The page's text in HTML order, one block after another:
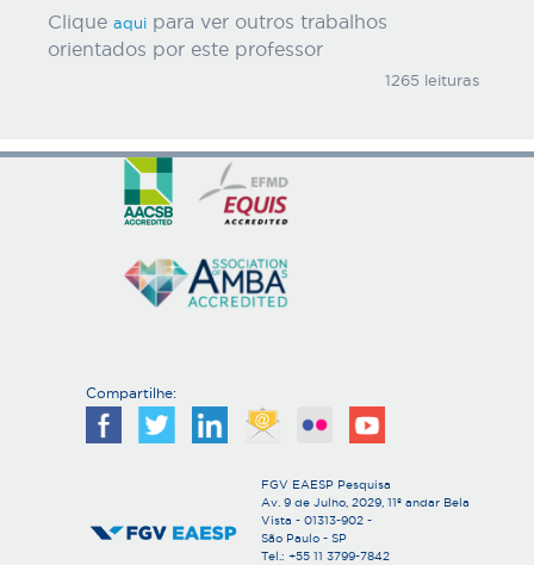
Clique aqui para ver outros trabalhos
orientados por este professor
1265 leituras
Compartilhe:
FGV EAESP Pesquisa
Av. 9 de Julho, 2029, 11º andar Bela
Vista - 01313-902 -
São Paulo - SP
Tel.: +55 11 3799-7842